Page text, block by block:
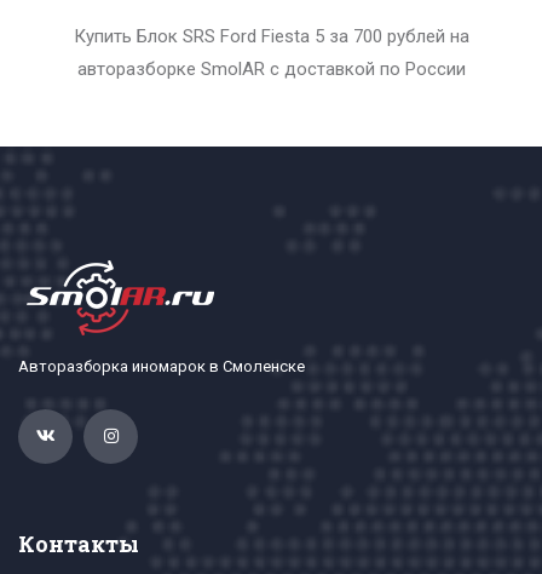
Купить Блок SRS Ford Fiesta 5 за 700 рублей на
авторазборке SmolAR с доставкой по России
Авторазборка иномарок в Смоленске
Контакты